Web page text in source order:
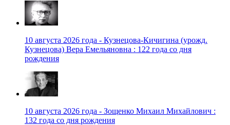
10 августа 2026 года - Кузнецова-Кичигина (урожд.
Кузнецова) Вера Емельяновна : 122 года со дня
рождения
10 августа 2026 года - Зощенко Михаил Михайлович :
132 года со дня рождения